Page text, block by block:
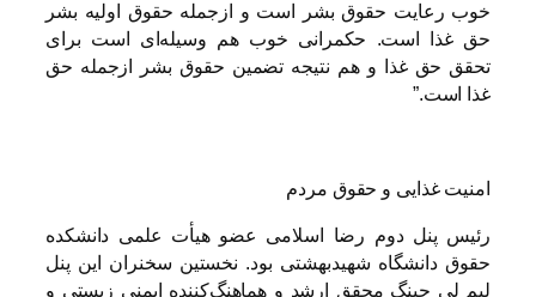
خوب رعایت حقوق بشر است و ازجمله حقوق اولیه بشر
حق غذا است. حکمرانی خوب هم وسیله‌ای است برای
تحقق حق غذا و هم نتیجه تضمین حقوق بشر ازجمله حق
غذا است.”
امنیت غذایی و حقوق مردم
رئیس پنل دوم رضا اسلامی عضو هیأت علمی دانشکده
حقوق دانشگاه شهیدبهشتی بود. نخستین سخنران این پنل
لیم لی چینگ محقق ارشد و هماهنگ‌کننده ایمنی زیستی و